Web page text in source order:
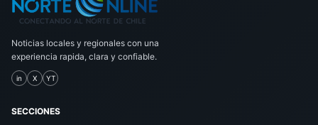
Noticias locales y regionales con una
experiencia rapida, clara y confiable.
in X YT
SECCIONES